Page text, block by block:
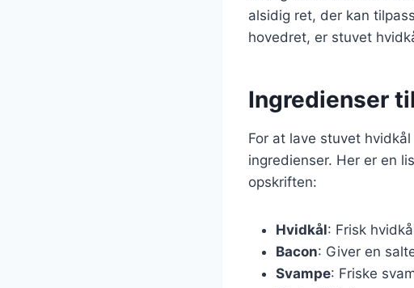
alsidig ret, der kan
hovedret, er stuvet
Ingredienser
For at lave stuvet
ingredienser. Her er en
opskriften:
Hvidkål: Frisk
Bacon: Giver en
Svampe: Friske